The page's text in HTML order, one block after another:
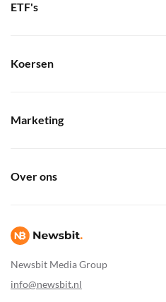
Newsbit Media Group
info@newsbit.nl
ETF's
Koersen
Marketing
Over ons